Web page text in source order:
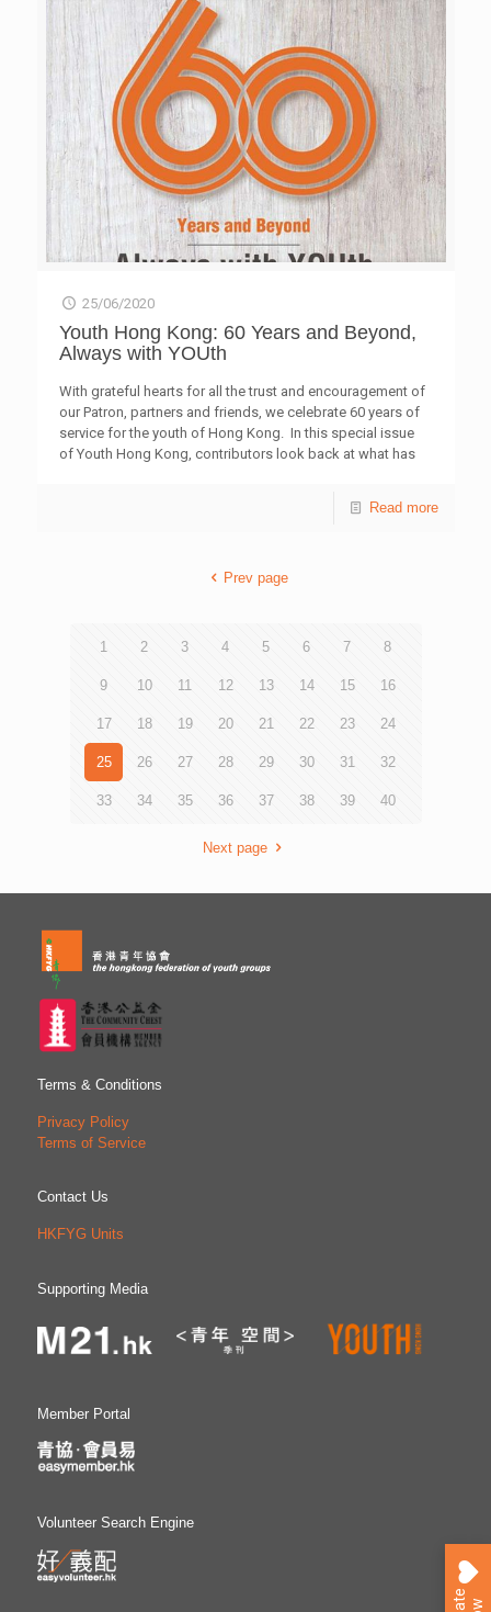
到著名的醫療瑜伽中心Yoga Peace 拜訪創辦人Dhakaram
大師。他為我們介紹醫療瑜伽的概念，講解如何利用瑜伽並
以儀器輔助，醫治有頸椎及腰椎問題的病人，更即席示範治
療手法。 旅程中我們亦訪問了另一位瑜伽大師Dr.
Deepak。他分享了印度政府近年推廣瑜伽的政策，以及傳
統瑜伽被規範成醫療產業過程中遇到的困難，例如印度每家
每戶都懂得教授瑜伽，但政府在規範和控制質素上仍有很多
需要改進的地方。Dr. Deepak亦致力推動醫療瑜伽國際化，
他和學徒己於澳洲開設了兩所瑜伽中心，並進行講學，讓更
多人接觸醫療瑜伽療法。 透過與不同專家的交流，我們了
解印度傳統療法的特色及意義，並反思如何在西方醫學外，
參考其他治療手法，加以融合運用，相信對病人有莫大幫
助。 結合嶄新科技 開創醫療領城的未來世界 來到行程的
Institute of Medical Science (AIIMS) 。學院Prof. Shariff向
我們介紹「遠程醫療」 (Telemedicine) 的中心——
S.E.T.Faci1ity， S.E.T.分別是SkiIls、E-Iearning和
Telemedicine，中心經常舉辦遙距醫療會議，為落後地區或
者二線城市的醫生提供持續進修的機會，教授最新醫療方
案。除了教學用途外，中心亦提供平台讓印度全國的醫生詢
問不同奇難雜症的相關問題，更定期舉辦國際研討會與國外
的醫療機構進行交流。 「遠程醫療」在印度的小型私家醫
根據需要，轉介病人到城市接受更全面檢查及治療，或與不
同專科的醫生一同會診。我們希望可以將「遠程醫療」應用
及醫院跟進，減少外出，「遠程醫療」值得借鑒及好好應
心不相伯仲。Prof. S. Khokhar亦介紹了印度的公營醫療系統
及全民醫療計劃，若患者染上較輕微的疾病，醫療機構會收
大約1.1港元。他表示有關醫療系統除了為本地居民服務
外，近年也有國外人求診和接受手術，大部分來自印度周邊
的中亞國家。 這次旅程令我們了解印度於醫療領域的足跡
與未來的發展趨勢，我們希望於工作上能應用所學，並向更
多業界同事及對醫療行業有興趣的青年分享，從而讓香港的
的情誼，以至學校與青協的長久伙伴關係。 這空間，有屬
於我們的故事。 網上閱讀雜誌按此
25/06/2020
Youth Hong Kong: 60 Years and Beyond,
Always with YOUth
With grateful hearts for all the trust and encouragement of
our Patron, partners and friends, we celebrate 60 years of
service for the youth of Hong Kong. In this special issue
of Youth Hong Kong, contributors look back at what has
future. We invite you to share our journey and look forward
Read more
Prev page
1 2 3 4 5 6 7 8
9 10 11 12 13 14 15 16
17 18 19 20 21 22 23 24
25 26 27 28 29 30 31 32
33 34 35 36 37 38 39 40
Next page
Terms & Conditions
Privacy Policy
Terms of Service
Contact Us
HKFYG Units
Supporting Media
Member Portal
Volunteer Search Engine